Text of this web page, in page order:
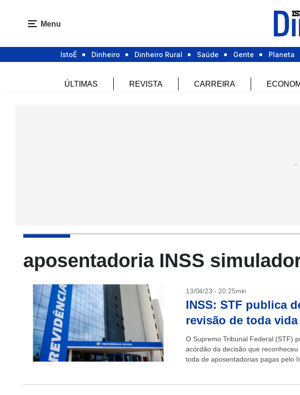
Menu
IstoÉ Dinheiro Dinheiro Rural Saúde Gente Planeta
ÚLTIMAS REVISTA CARREIRA
aposentadoria INSS
13/04/23 - 20:25min
INSS: STF publica
revisão de toda
O Supremo Tribunal Federal (STF)
acórdão da decisão que
toda de aposentadorias pagas pelo